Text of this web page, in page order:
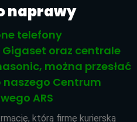
naprawy
telefony
oraz centrale
można przesłać
Centrum
ARS
którą firmę kurierską